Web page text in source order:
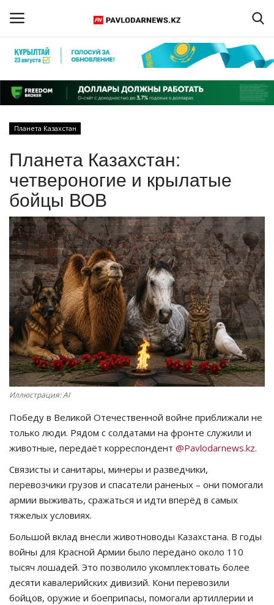
Регистрация
Главная
КАЗАХСТАН
МИР
СПЕЦПРОЕКТЫ
СПОРТ
Чек-лист
РАЗВЛЕЧЕНИЯ
OFFICIAL
Курултай
Язык
Қазақша Русский
Планета Казахстан
Планета Казахстан:
четвероногие и крылатые
бойцы ВОВ
Иллюстрация: AI
Победу в Великой Отечественной войне приближали не
только люди. Рядом с солдатами на фронте служили и
животные, передаёт корреспондент @Pavlodarnews.kz.
Связисты и санитары, минеры и разведчики,
перевозчики грузов и спасатели раненых – они помогали
армии выживать, сражаться и идти вперёд в самых
тяжелых условиях.
Большой вклад внесли животноводы Казахстана. В годы
войны для Красной Армии было передано около 110
тысяч лошадей. Это позволило укомплектовать более
десяти кавалерийских дивизий. Кони перевозили
бойцов, оружие и боеприпасы, помогали артиллерии и